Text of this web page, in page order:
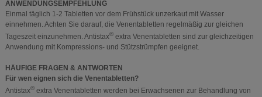
ANWENDUNGSEMPFEHLUNG
Einmal täglich 1-2 Tabletten vor dem Frühstück unzerkaut mit Wasser
einnehmen. Achten Sie darauf, die Venentabletten regelmäßig zur gleichen
Tageszeit einzunehmen. Antistax® extra Venentabletten sind zur gleichzeitigen
Anwendung mit Kompressions- und Stützstrümpfen geeignet.
HÄUFIGE FRAGEN & ANTWORTEN
Für wen eignen sich die Venentabletten?
Antistax® extra Venentabletten werden bei Erwachsenen zur Behandlung von